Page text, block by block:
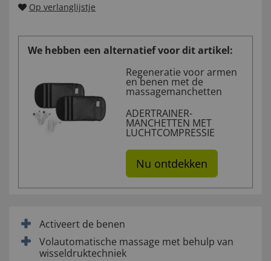
Op verlanglijstje
We hebben een alternatief voor dit artikel:
Regeneratie voor armen
en benen met de
massagemanchetten
ADERTRAINER-
MANCHETTEN MET
LUCHTCOMPRESSIE
Nu ontdekken
Activeert de benen
Volautomatische massage met behulp van
wisseldruktechniek